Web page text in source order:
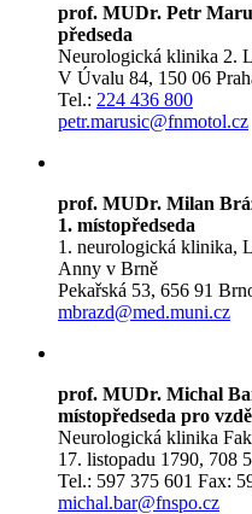
prof. MUDr. Petr
předseda
Neurologická klinika 2.
V Úvalu 84, 150 06
Tel.: 224 436 800
petr.marusic@fnmotol.cz
prof. MUDr. Milan
1. místopředseda
1. neurologická klinika,
Anny v Brně
Pekařská 53, 656 91
mbrazd@med.muni.cz
prof. MUDr. Michal
místopředseda pro
Neurologická klinika
17. listopadu 1790, 708
Tel.: 597 375 601 Fax:
michal.bar@fnspo.cz